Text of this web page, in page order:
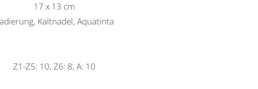
17 x 13 cm
Kaltnadel, Aquatinta
Z1-Z5: 10, Z6: 8, A: 10